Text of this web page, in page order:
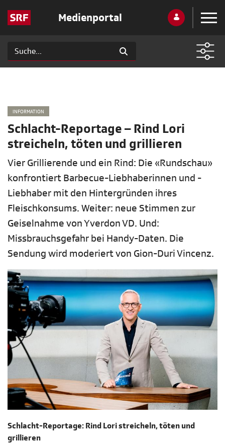
Medienportal
INFORMATION
Schlacht-Reportage – Rind Lori
streicheln, töten und grillieren
Vier Grillierende und ein Rind: Die «Rundschau»
konfrontiert Barbecue-Liebhaberinnen und -
Liebhaber mit den Hintergründen ihres
Fleischkonsums. Weiter: neue Stimmen zur
Geiselnahme von Yverdon VD. Und:
Missbrauchsgefahr bei Handy-Daten. Die
Sendung wird moderiert von Gion-Duri Vincenz.
Schlacht-Reportage: Rind Lori streicheln, töten und
grillieren